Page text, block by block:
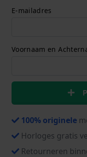
E-mailadres
Voornaam en
100% originele
Horloges gratis
Retourneren